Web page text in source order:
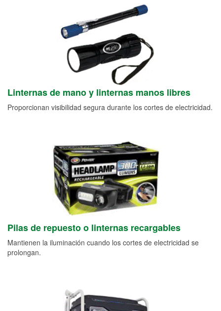
Linternas de mano y linternas manos libres
Proporcionan visibilidad segura durante los cortes de electricidad.
Pilas de repuesto o linternas recargables
Mantienen la iluminación cuando los cortes de electricidad se
prolongan.